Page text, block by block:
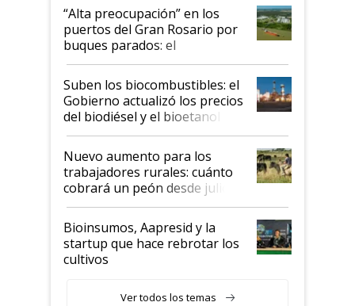
“Alta preocupación” en los
puertos del Gran Rosario por
buques parados: el
funcionamiento de las
exportadoras en tensión tras
la medida de fuerza de los
prácticos
Suben los biocombustibles: el
Gobierno actualizó los precios
del biodiésel y el bioetanol
Nuevo aumento para los
trabajadores rurales: cuánto
cobrará un peón desde julio
Bioinsumos, Aapresid y la
startup que hace rebrotar los
cultivos
Ver todos los temas